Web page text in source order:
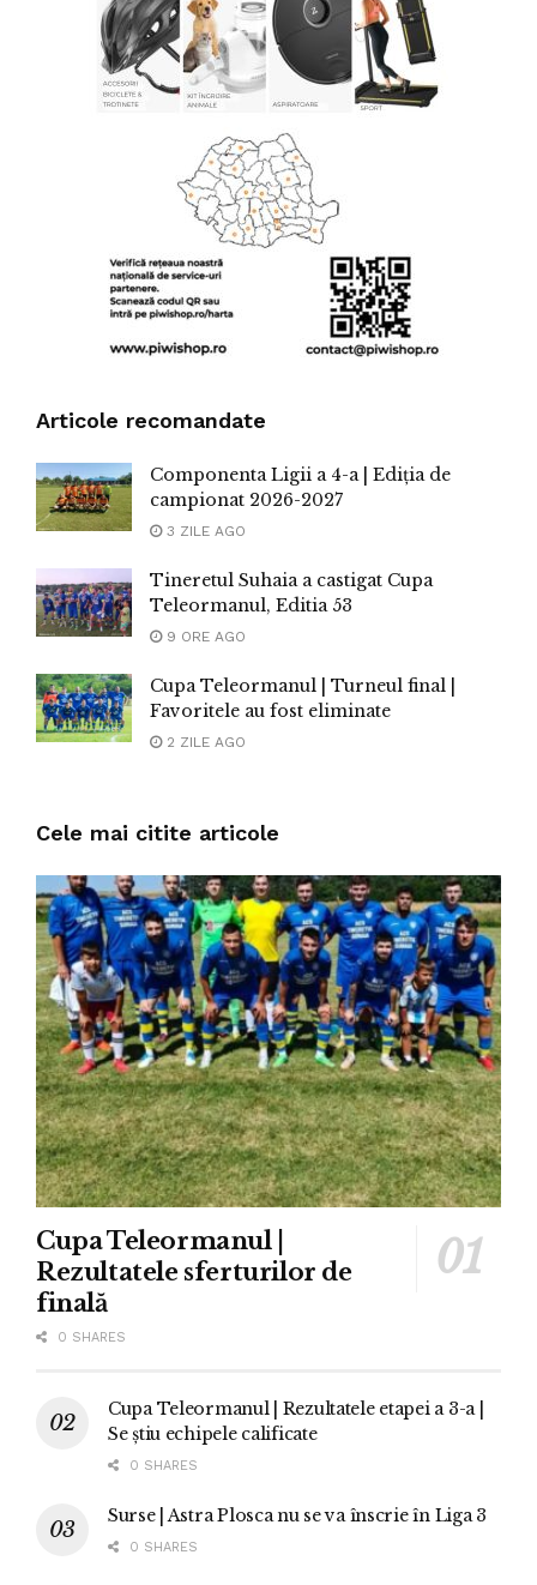
Articole recomandate
Componenta Ligii a 4-a | Ediția de
campionat 2026-2027
3 ZILE AGO
Tineretul Suhaia a castigat Cupa
Teleormanul, Editia 53
9 ORE AGO
Cupa Teleormanul | Turneul final |
Favoritele au fost eliminate
2 ZILE AGO
Cele mai citite articole
Cupa Teleormanul |
Rezultatele sferturilor de
finală
0 SHARES
Cupa Teleormanul | Rezultatele etapei a 3-a |
Se știu echipele calificate
0 SHARES
Surse | Astra Plosca nu se va înscrie în Liga 3
0 SHARES